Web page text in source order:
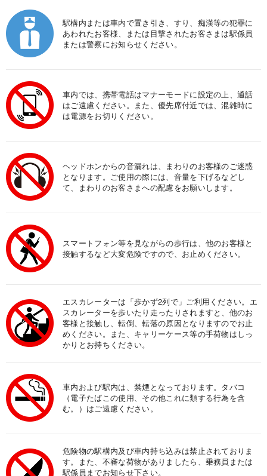
駅構内または車内で置き引き、すり、痴漢等の犯罪に
あわれたお客様、または目撃されたお客さまは駅係員
または警察にお知らせください。
車内では、携帯電話はマナーモードに設定の上、通話
はご遠慮ください。また、優先席付近では、混雑時に
は電源をお切りください。
ヘッドホンからの音漏れは、まわりのお客様のご迷惑
となります。ご使用の際には、音量を下げるなどし
て、まわりのお客さまへの配慮をお願いします。
スマートフォン等を見ながらの歩行は、他のお客様と
接触するなど大変危険ですので、お止めください。
エスカレーターは「歩かず2列で」ご利用ください。エ
スカレーターを歩いたり走ったりされますと、他のお
客様と接触し、転倒、転落の原因となりますのでお止
めください。また、キャリーケース等の手荷物はしっ
かりとお持ちください。
車内および駅内は、禁煙となっております。タバコ
（電子たばこの使用、その他これに類する行為を含
む。）はご遠慮ください。
危険物の駅構内及び車内持ち込みは禁止されておりま
す。また、不審な荷物がありましたら、乗務員または
駅係員までお知らせ下さい。